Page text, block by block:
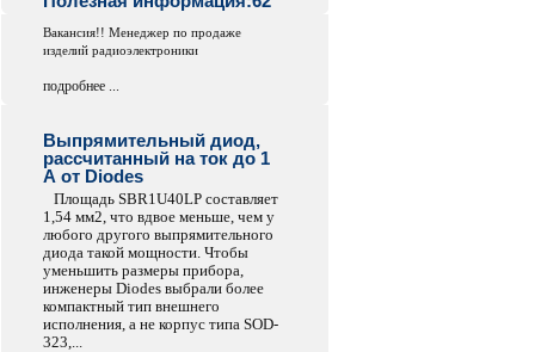
Вакансия!! Менеджер по продаже
изделий радиоэлектроники
подробнее ...
Выпрямительный диод,
рассчитанный на ток до 1
А от Diodes
Площадь SBR1U40LP составляет
1,54 мм2, что вдвое меньше, чем у
любого другого выпрямительного
диода такой мощности. Чтобы
уменьшить размеры прибора,
инженеры Diodes выбрали более
компактный тип внешнего
исполнения, а не корпус типа SOD-
323,...